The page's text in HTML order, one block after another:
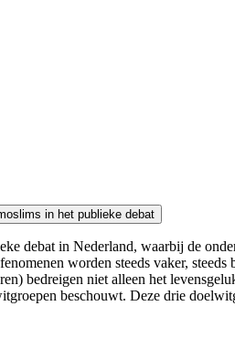
De werking van woorden als wapen. Demoniserende dynamieken tegenover transgender mensen, joden en moslims in het publieke debat
debat in Nederland, waarbij de
worden steeds vaker,
bedreigen niet alleen het
beschouwt. Deze drie